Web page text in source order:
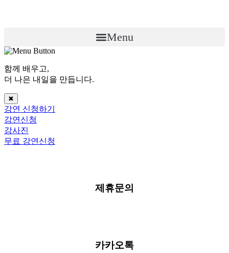
Menu
함께 배우고,
더 나은 내일을 만듭니다.
✖
강연 신청하기
강연신청
강사진
무료 강연신청
제휴문의
카카오톡